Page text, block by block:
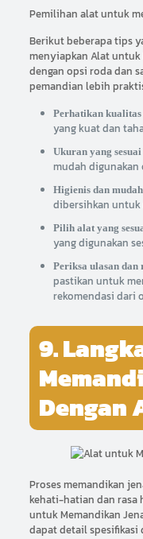
Pemilihan alat untuk
Berikut beberapa tips
menyiapkan Alat untuk
dengan opsi roda dan
pemandian lebih
Perhatikan kualitas
yang kuat dan
Ukuran yang sesuai
mudah digunakan
Higienis dan
dibersihkan untuk
Pilih alat yang
yang digunakan
Periksa ulasan dan
pastikan untuk
rekomendasi dari
9.
Dengan
Proses memandikan
kehati-hatian dan rasa
untuk Memandikan
dapat detail spesifikasi